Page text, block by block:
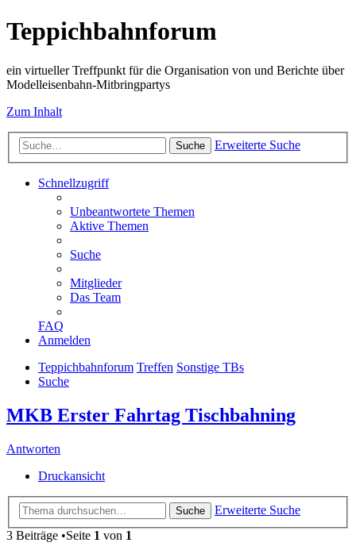
Teppichbahnforum
ein virtueller Treffpunkt für die Organisation von und Berichte über
Modelleisenbahn-Mitbringpartys
Zum Inhalt
Suche Erweiterte Suche
Schnellzugriff
Unbeantwortete Themen
Aktive Themen
Suche
Mitglieder
Das Team
FAQ
Anmelden
Teppichbahnforum Treffen Sonstige TBs
Suche
MKB Erster Fahrtag Tischbahning
Antworten
Druckansicht
Suche
Erweiterte Suche
3 Beiträge •Seite 1 von 1